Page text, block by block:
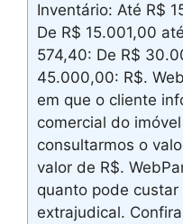
Inventário: Até R$
De R$ 15.001,00
574,40: De R$
45.000,00: R$.
em que o cliente
comercial do
consultarmos o
valor de R$.
quanto pode
extrajudical.